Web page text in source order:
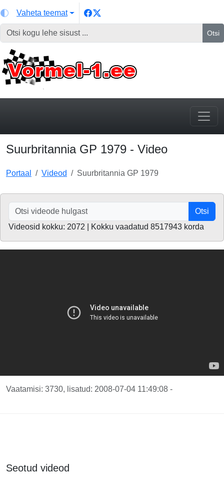
Vaheta teemat
Otsi
Suurbritannia GP 1979 - Video
Portaal Videod Suurbritannia GP 1979
Otsi
Videosid kokku: 2072 | Kokku vaadatud 8517943 korda
Vaatamisi: 3730, lisatud: 2008-07-04 11:49:08 -
Seotud videod